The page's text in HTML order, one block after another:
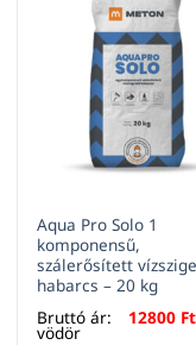
Aqua Pro Solo 1
komponensű,
szálerősített
habarcs – 20 kg
Bruttó ár:
12800 Ft
vödör